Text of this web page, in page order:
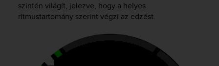
szintén világít, jelezve, hogy a helyes
ritmustartomány szerint végzi az edzést.